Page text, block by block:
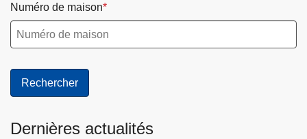
Numéro de maison
Dernières actualités